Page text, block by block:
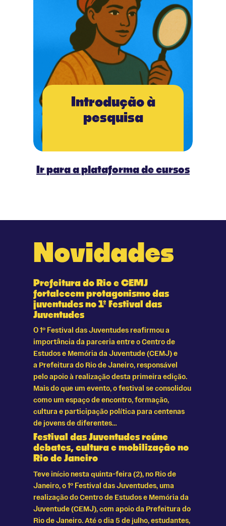
Introdução à
pesquisa
Ir para a plataforma de cursos
Novidades
Prefeitura do Rio e CEMJ
fortalecem protagonismo das
juventudes no 1º Festival das
Juventudes
O 1º Festival das Juventudes reafirmou a
importância da parceria entre o Centro de
Estudos e Memória da Juventude (CEMJ) e
a Prefeitura do Rio de Janeiro, responsável
pelo apoio à realização desta primeira edição.
Mais do que um evento, o festival se consolidou
como um espaço de encontro, formação,
cultura e participação política para centenas
de jovens de diferentes…
Festival das Juventudes reúne
debates, cultura e mobilização no
Rio de Janeiro
Teve início nesta quinta-feira (2), no Rio de
Janeiro, o 1º Festival das Juventudes, uma
realização do Centro de Estudos e Memória da
Juventude (CEMJ), com apoio da Prefeitura do
Rio de Janeiro. Até o dia 5 de julho, estudantes,